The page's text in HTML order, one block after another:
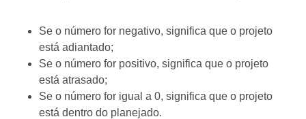
Se o número for negativo, significa que o projeto
está adiantado;
Se o número for positivo, significa que o projeto
está atrasado;
Se o número for igual a 0, significa que o projeto
está dentro do planejado.